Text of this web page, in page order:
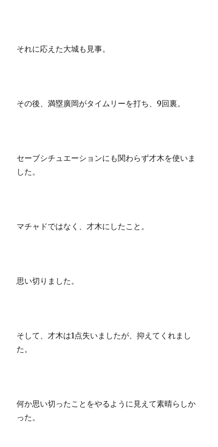
それに応えた大城も見事。
その後、満塁廣岡がタイムリーを打ち、9回裏。
セーブシチュエーションにも関わらず才木を使いま
した。
マチャドではなく、才木にしたこと。
思い切りました。
そして、才木は1点失いましたが、抑えてくれまし
た。
何か思い切ったことをやるように見えて素晴らしか
った。